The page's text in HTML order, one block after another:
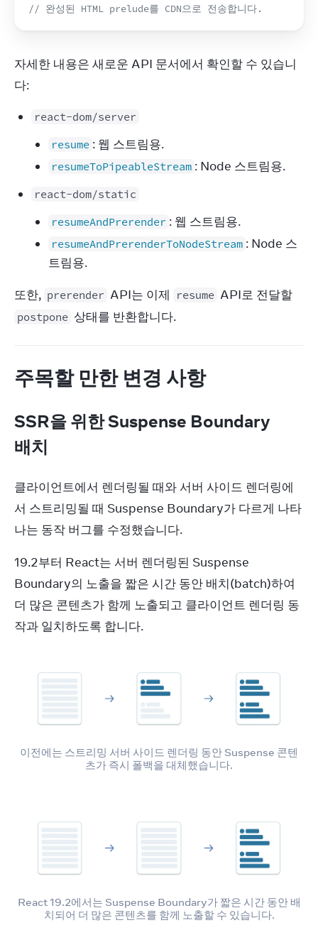
// 완성된 HTML prelude를 CDN으로 전송합니다.
자세한 내용은 새로운 API 문서에서 확인할 수 있습니
다:
react-dom/server
resume : 웹 스트림용.
resumeToPipeableStream : Node 스트림용.
react-dom/static
resumeAndPrerender : 웹 스트림용.
resumeAndPrerenderToNodeStream : Node 스
트림용.
또한, prerender API는 이제 resume
postpone 상태를 반환합니다.
주목할 만한 변경 사항
SSR을 위한 Suspense Boundary
배치
클라이언트에서 렌더링될 때와 서버 사이드 렌더링에
서 스트리밍될 때 Suspense Boundary가 다르게 나타
나는 동작 버그를 수정했습니다.
19.2부터 React는 서버 렌더링된 Suspense
Boundary의 노출을 짧은 시간 동안 배치(batch)하여
더 많은 콘텐츠가 함께 노출되고 클라이언트 렌더링 동
작과 일치하도록 합니다.
이전에는 스트리밍 서버 사이드 렌더링 동안 Suspense 콘텐
츠가 즉시 폴백을 대체했습니다.
React 19.2에서는 Suspense Boundary가 짧은 시간 동안 배
치되어 더 많은 콘텐츠를 함께 노출할 수 있습니다.